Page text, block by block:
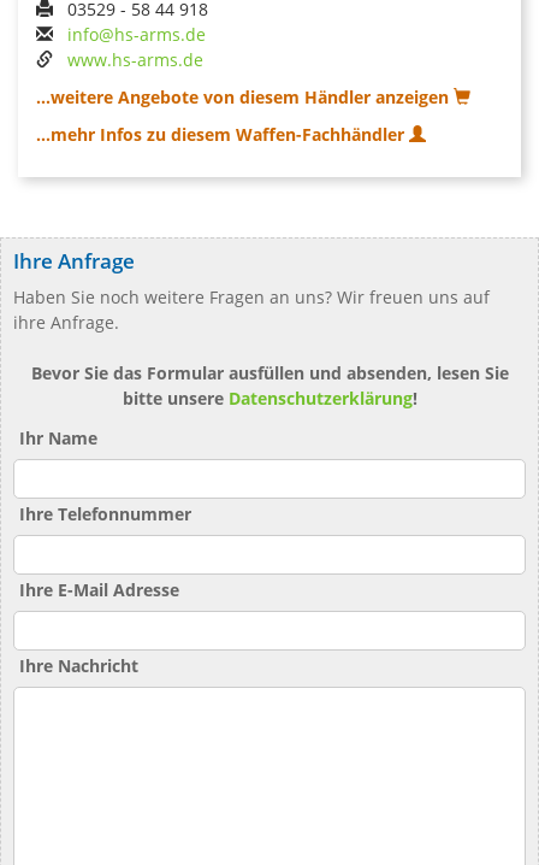
03529 - 58 44 918
info@hs-arms.de
www.hs-arms.de
...weitere Angebote von diesem Händler anzeigen
...mehr Infos zu diesem Waffen-Fachhändler
Ihre Anfrage
Haben Sie noch weitere Fragen an uns? Wir freuen uns auf
ihre Anfrage.
Bevor Sie das Formular ausfüllen und absenden, lesen Sie
bitte unsere Datenschutzerklärung!
Ihr Name
Ihre Telefonnummer
Ihre E-Mail Adresse
Ihre Nachricht